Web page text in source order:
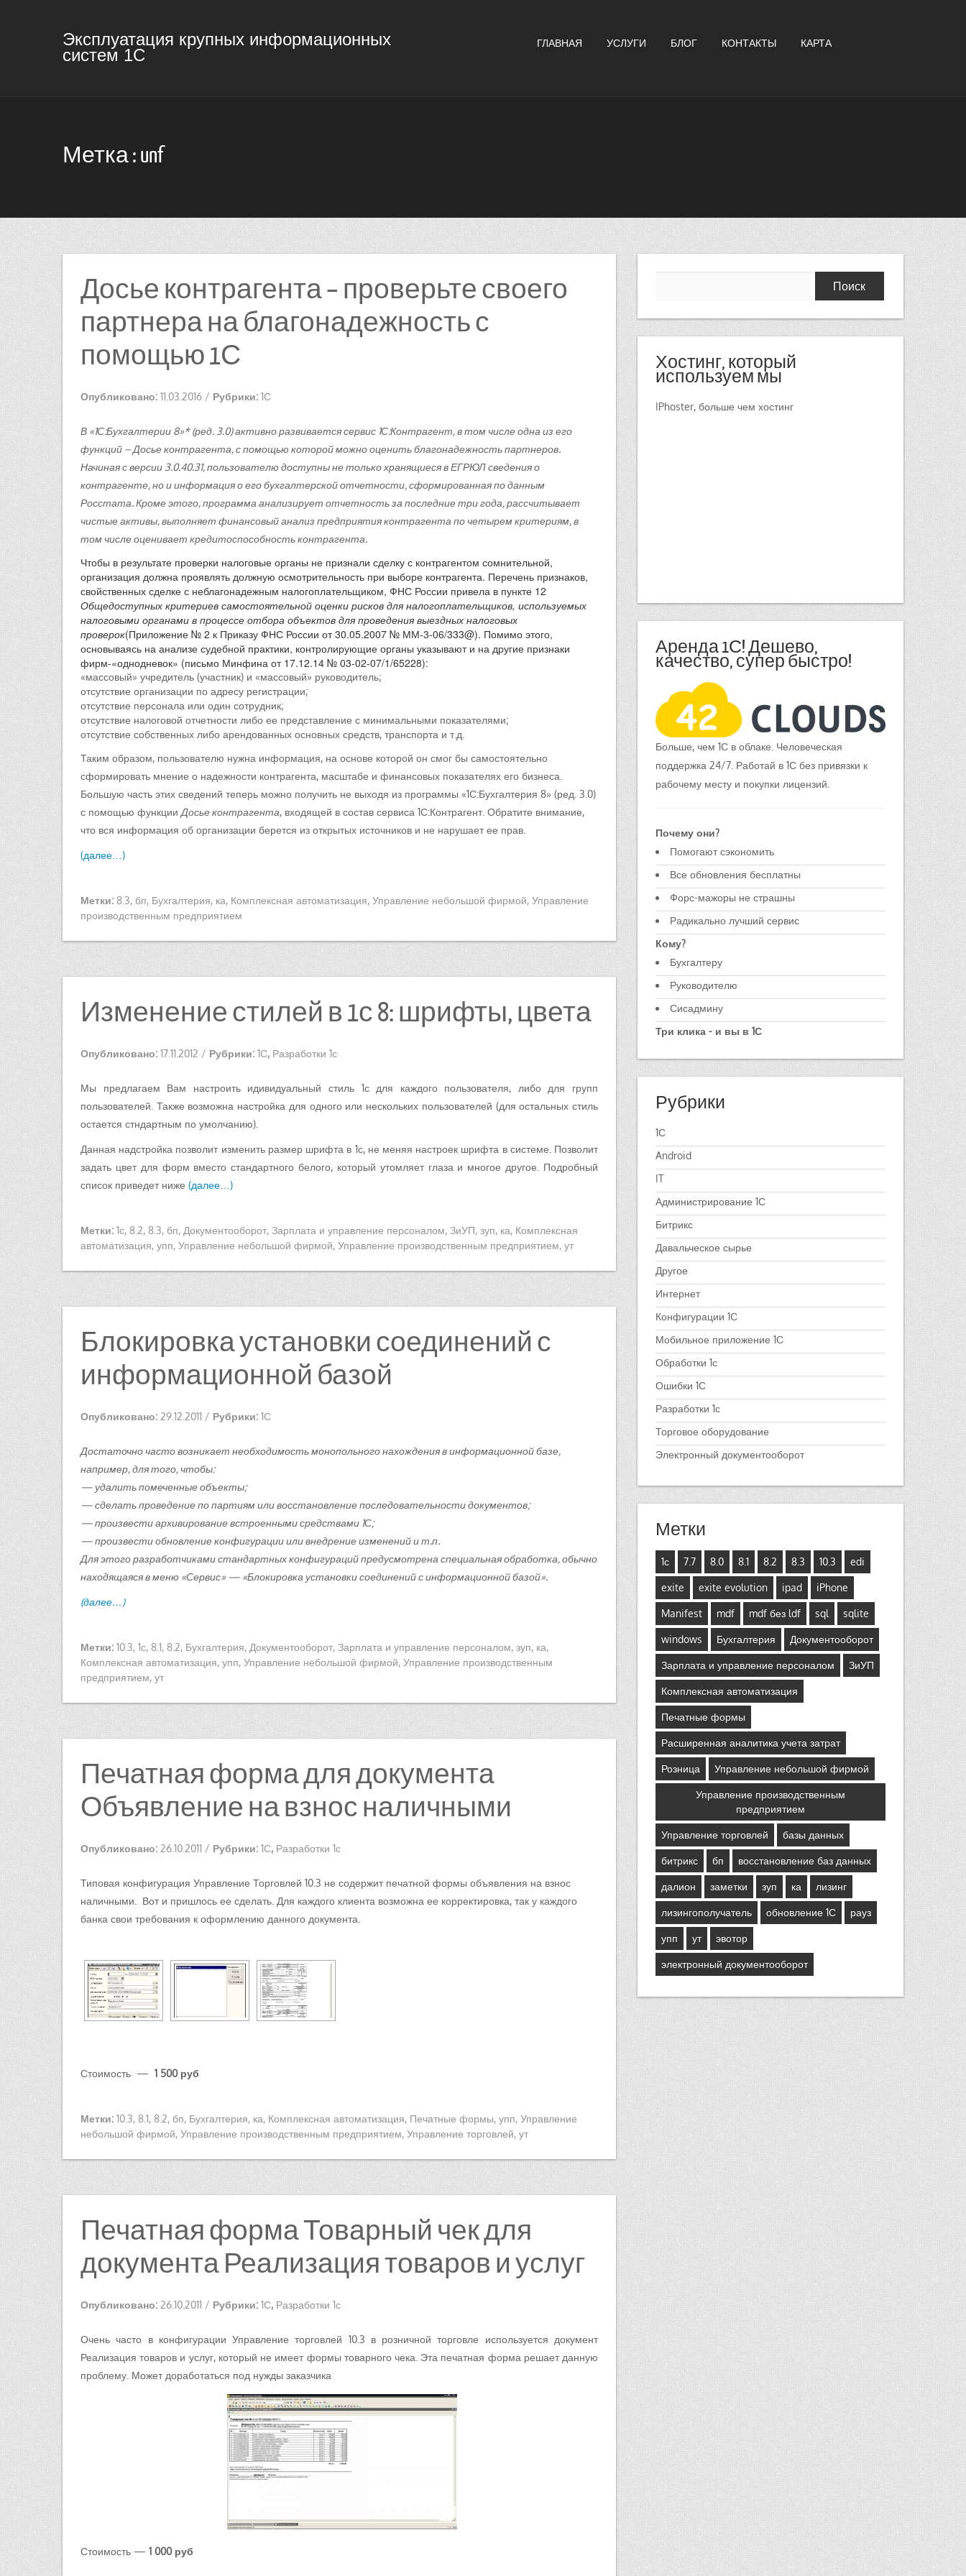
Эксплуатация крупных информационных
систем 1С
ГЛАВНАЯ УСЛУГИ БЛОГ КОНТАКТЫ КАРТА
Метка : unf
Досье контрагента – проверьте своего
партнера на благонадежность с
помощью 1С
Опубликовано: 11.03.2016 / Рубрики: 1С
В «1С:Бухгалтерии 8»* (ред. 3.0) активно развивается сервис 1С:Контрагент, в том числе одна из его
функций – Досье контрагента, с помощью которой можно оценить благонадежность партнеров.
Начиная с версии 3.0.40.31, пользователю доступны не только хранящиеся в ЕГРЮЛ сведения о
контрагенте, но и информация о его бухгалтерской отчетности, сформированная по данным
Росстата. Кроме этого, программа анализирует отчетность за последние три года, рассчитывает
чистые активы, выполняет финансовый анализ предприятия контрагента по четырем критериям, в
том числе оценивает кредитоспособность контрагента.
Чтобы в результате проверки налоговые органы не признали сделку с контрагентом сомнительной,
организация должна проявлять должную осмотрительность при выборе контрагента. Перечень признаков,
свойственных сделке с неблагонадежным налогоплательщиком, ФНС России привела в пункте 12
Общедоступных критериев самостоятельной оценки рисков для налогоплательщиков, используемых
налоговыми органами в процессе отбора объектов для проведения выездных налоговых
проверок(Приложение № 2 к Приказу ФНС России от 30.05.2007 № ММ-3-06/333@). Помимо этого,
основываясь на анализе судебной практики, контролирующие органы указывают и на другие признаки
фирм-«однодневок» (письмо Минфина от 17.12.14 № 03-02-07/1/65228):
«массовый» учредитель (участник) и «массовый» руководитель;
отсутствие организации по адресу регистрации;
отсутствие персонала или один сотрудник;
отсутствие налоговой отчетности либо ее представление с минимальными показателями;
отсутствие собственных либо арендованных основных средств, транспорта и т.д.
Таким образом, пользователю нужна информация, на основе которой он смог бы самостоятельно
сформировать мнение о надежности контрагента, масштабе и финансовых показателях его бизнеса.
Большую часть этих сведений теперь можно получить не выходя из программы «1С:Бухгалтерия 8» (ред. 3.0)
с помощью функции Досье контрагента, входящей в состав сервиса 1С:Контрагент. Обратите внимание,
что вся информация об организации берется из открытых источников и не нарушает ее прав.
(далее…)
Метки: 8.3, бп, Бухгалтерия, ка, Комплексная автоматизация, Управление небольшой фирмой, Управление
производственным предприятием
Изменение стилей в 1с 8: шрифты, цвета
Опубликовано: 17.11.2012 / Рубрики: 1С, Разработки 1с
Мы предлагаем Вам настроить идивидуальный стиль 1с для каждого пользователя, либо для групп
пользователей. Также возможна настройка для одного или нескольких пользователей (для остальных стиль
остается стндартным по умолчанию).
Данная надстройка позволит изменить размер шрифта в 1с, не меняя настроек шрифта в системе. Позволит
задать цвет для форм вместо стандартного белого, который утомляет глаза и многое другое. Подробный
список приведет ниже (далее…)
Метки: 1с, 8.2, 8.3, бп, Документооборот, Зарплата и управление персоналом, ЗиУП, зуп, ка, Комплексная
автоматизация, упп, Управление небольшой фирмой, Управление производственным предприятием, ут
Блокировка установки соединений с
информационной базой
Опубликовано: 29.12.2011 / Рубрики: 1С
Достаточно часто возникает необходимость монопольного нахождения в информационной базе,
например, для того, чтобы:
— удалить помеченные объекты;
— сделать проведение по партиям или восстановление последовательности документов;
— произвести архивирование встроенными средствами 1С;
— произвести обновление конфигурации или внедрение изменений и т.п.
Для этого разработчиками стандартных конфигураций предусмотрена специальная обработка, обычно
находящаяся в меню «Сервис» — «Блокировка установки соединений с информационной базой».
(далее…)
Метки: 10.3, 1с, 8.1, 8.2, Бухгалтерия, Документооборот, Зарплата и управление персоналом, зуп, ка,
Комплексная автоматизация, упп, Управление небольшой фирмой, Управление производственным
предприятием, ут
Печатная форма для документа
Объявление на взнос наличными
Опубликовано: 26.10.2011 / Рубрики: 1С, Разработки 1с
Типовая конфигурация Управление Торговлей 10.3 не содержит печатной формы объявления на взнос
наличными. Вот и пришлось ее сделать. Для каждого клиента возможна ее корректировка, так у каждого
банка свои требования к оформлению данного документа.
Стоимость — 1 500 руб
Метки: 10.3, 8.1, 8.2, бп, Бухгалтерия, ка, Комплексная автоматизация, Печатные формы, упп, Управление
небольшой фирмой, Управление производственным предприятием, Управление торговлей, ут
Печатная форма Товарный чек для
документа Реализация товаров и услуг
Опубликовано: 26.10.2011 / Рубрики: 1С, Разработки 1с
Очень часто в конфигурации Управление торговлей 10.3 в розничной торговле используется документ
Реализация товаров и услуг, который не имеет формы товарного чека. Эта печатная форма решает данную
проблему. Может доработаться под нужды заказчика
Стоимость — 1 000 руб
Хостинг, который
используем мы
IPhoster, больше чем хостинг
Аренда 1С! Дешево,
качество, супер быстро!
Больше, чем 1С в облаке. Человеческая
поддержка 24/7. Работай в 1С без привязки к
рабочему месту и покупки лицензий.
Почему они?
Помогают сэкономить
Все обновления бесплатны
Форс-мажоры не страшны
Радикально лучший сервис
Кому?
Бухгалтеру
Руководителю
Сисадмину
Три клика - и вы в 1С
Рубрики
1С
Android
IT
Администрирование 1С
Битрикс
Давальческое сырье
Другое
Интернет
Конфигурации 1С
Мобильное приложение 1С
Обработки 1с
Ошибки 1С
Разработки 1с
Торговое оборудование
Электронный документооборот
Метки
1с 7.7 8.0 8.1 8.2 8.3 10.3 edi
exite exite evolution ipad iPhone
Manifest mdf mdf без ldf sql sqlite
windows Бухгалтерия Документооборот
Зарплата и управление персоналом ЗиУП
Комплексная автоматизация
Печатные формы
Расширенная аналитика учета затрат
Розница Управление небольшой фирмой
Управление производственным
предприятием
Управление торговлей базы данных
битрикс бп восстановление баз данных
далион заметки зуп ка лизинг
лизингополучатель обновление 1С рауз
упп ут эвотор
электронный документооборот